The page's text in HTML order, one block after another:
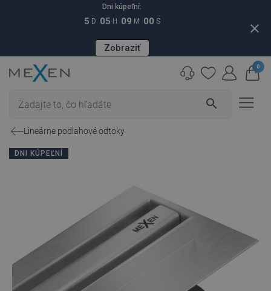
Dni kúpeľní:
5 D 05 H 08 M 59 S
Zobraziť
close
search
0
Lineárne podlahové odtoky
DNI KÚPEĽNÍ